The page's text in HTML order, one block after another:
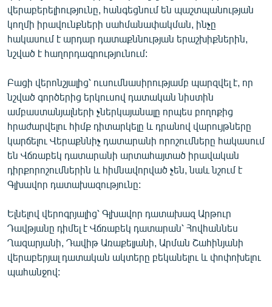
վերաբերելիությունը, հանգեցնում են պաշտպանության
կողմի իրավունքների սահմանափակման, ինչը
հակասում է արդար դատաքննության երաշխիքներին,
նշված է հաղորդագրությունում:
Բացի վերոնշյալից՝ ուսումնասիրությամբ պարզվել է, որ
նշված գործերից երկուսով դատական նիստին
ամբաստանյալների չներկայանալը որպես բողոքից
հրաժարվելու հիմք դիտարկելը և դրանով վարույթները
կարճելու Վերաքննիչ դատարանի որոշումները հակասում
են Վճռաբեկ դատարանի արտահայտած իրավական
դիրքորոշումներին և հիմնավորված չեն, նաև նշում է
Գլխավոր դատախազությունը:
Ելնելով վերոգրյալից՝ Գլխավոր դատախազ Արթուր
Դավթյանը դիմել է Վճռաբեկ դատարան՝ Հովհաննես
Ղազարյանի, Դավիթ Առաքելյանի, Արման Շահինյանի
վերաբերյալ դատական ակտերը բեկանելու և փոփոխելու
պահանջով: